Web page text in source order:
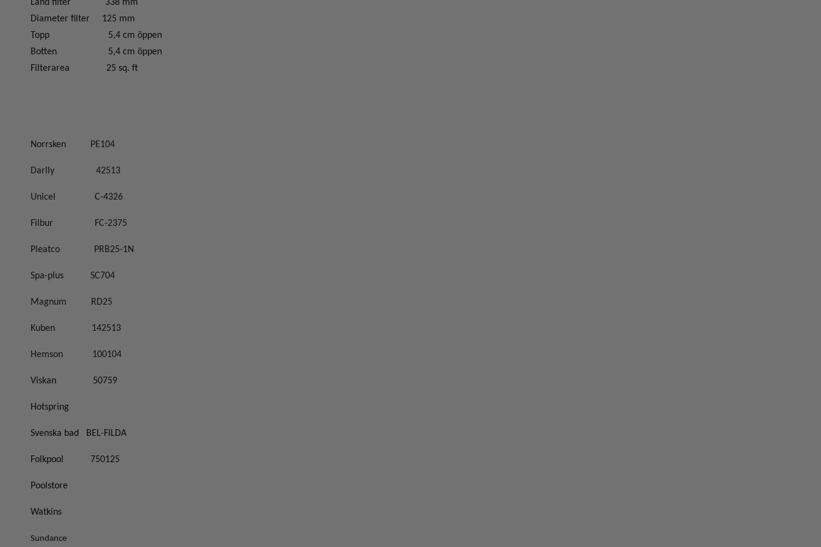
Länd filter
338 mm
Diameter filter
125 mm
Topp
5,4 cm öppen
Botten
5,4 cm öppen
Filterarea
25 sq. ft
Norrsken PE104
Darlly 42513
Unicel C-4326
Filbur FC-2375
Pleatco PRB25-1N
Spa-plus SC704
Magnum RD25
Kuben 142513
Hemson 100104
Viskan 50759
Hotspring
Svenska bad BEL-FILDA
Folkpool 750125
Poolstore
Watkins
Sundance